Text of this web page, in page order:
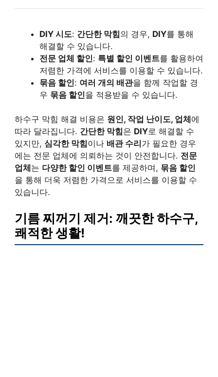
DIY 시도: 간단한 막힘의 경우, DIY를 통해
해결할 수 있습니다.
전문 업체 할인: 특별 할인 이벤트를 활용하여
저렴한 가격에 서비스를 이용할 수 있습니다.
묶음 할인: 여러 개의 배관을 함께 작업할 경
우 묶음 할인을 적용받을 수 있습니다.
하수구 막힘 해결 비용은 원인, 작업 난이도, 업체 에
따라 달라집니다. 간단한 막힘은 DIY로 해결할 수
있지만, 심각한 막힘이나 배관 수리 가 필요한 경우
에는 전문 업체에 의뢰하는 것이 안전합니다. 전문
업체 는 다양한 할인 이벤트를 제공하며, 묶음 할인
을 통해 더욱 저렴한 가격으로 서비스를 이용할 수
있습니다.
기름 찌꺼기 제거: 깨끗한 하수구,
쾌적한 생활!